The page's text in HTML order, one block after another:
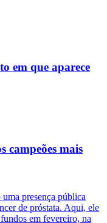
em que aparece
campeões mais